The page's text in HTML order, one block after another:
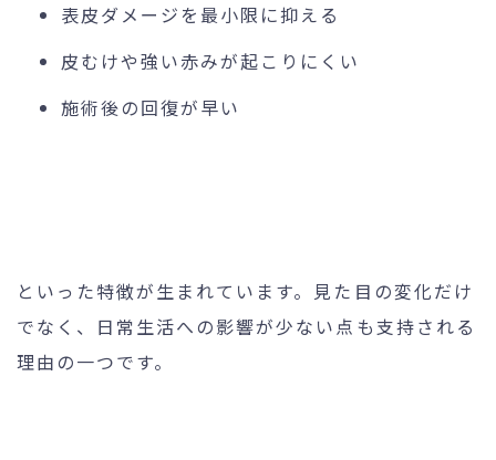
表皮ダメージを最小限に抑える
皮むけや強い赤みが起こりにくい
施術後の回復が早い
といった特徴が生まれています。見た目の変化だけ
でなく、日常生活への影響が少ない点も支持される
理由の一つです。